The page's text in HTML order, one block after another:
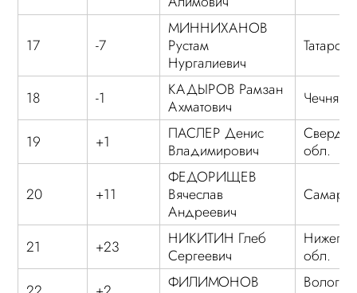
17 -7
МИННИХАНОВ
Рустам
Нургалиевич
18 -1
КАДЫРОВ Рамзан
Ахматович
Чечня
19 +1
ПАСЛЕР Денис
Владимирович
обл.
20 +11
ФЕДОРИЩЕВ
Вячеслав
Андреевич
21 +23
НИКИТИН Глеб
Сергеевич
обл.
ФИЛИМОНОВ